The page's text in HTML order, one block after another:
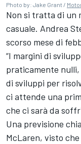
Photo by: Jake Grant /
Non si tratta di un
casuale. Andrea
scorso mese di
“I margini di
praticamente nulli,
di sviluppi per
ci attende una
che ci sarà da
Una previsione
McLaren, visto